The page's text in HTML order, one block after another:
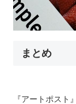
まとめ
『アートポスト